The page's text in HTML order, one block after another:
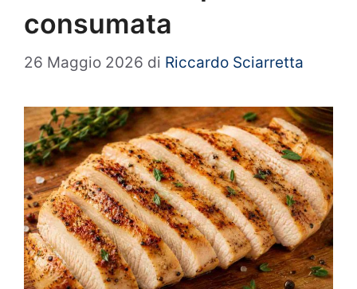
consumata
26 Maggio 2026 di Riccardo Sciarretta